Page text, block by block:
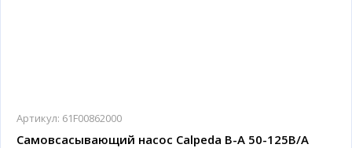
Артикул: 61F00862000
Самовсасывающий насос Calpeda B-A 50-125B/A